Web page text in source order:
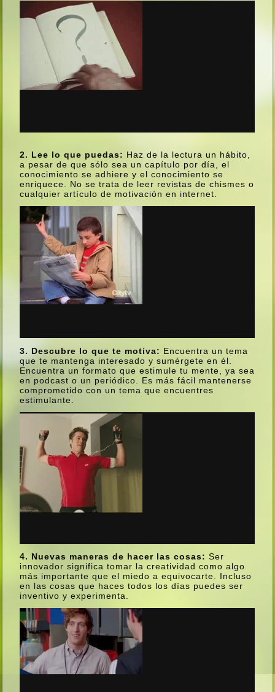
2. Lee lo que puedas: Haz de la lectura un hábito,
a pesar de que sólo sea un capí­tulo por dí­a, el
conocimiento se adhiere y el conocimiento se
enriquece. No se trata de leer revistas de chismes o
cualquier artí­culo de motivación en internet.
3. Descubre lo que te motiva: Encuentra un tema
que te mantenga interesado y sumérgete en él.
Encuentra un formato que estimule tu mente, ya sea
en podcast o un periódico. Es más fácil mantenerse
comprometido con un tema que encuentres
estimulante.
4. Nuevas maneras de hacer las cosas: Ser
innovador significa tomar la creatividad como algo
más importante que el miedo a equivocarte. Incluso
en las cosas que haces todos los dí­as puedes ser
inventivo y experimenta.